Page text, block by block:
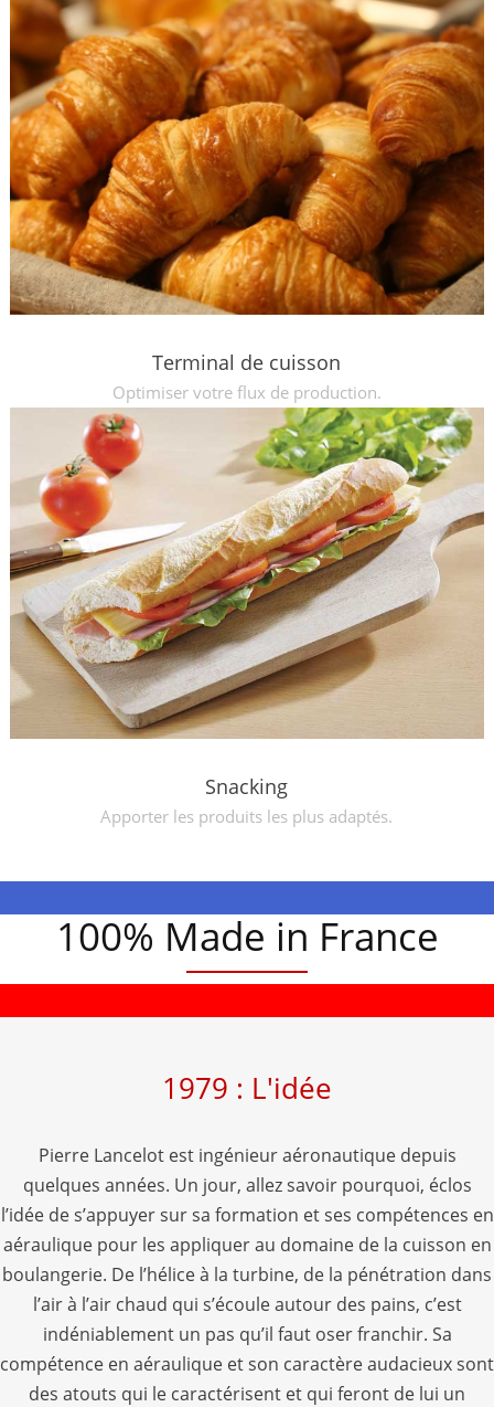
Terminal de cuisson
Optimiser votre flux de production.
Snacking
Apporter les produits les plus adaptés.
100% Made in France
1979 : L'idée
Pierre Lancelot est ingénieur aéronautique depuis
quelques années. Un jour, allez savoir pourquoi, éclos
l’idée de s’appuyer sur sa formation et ses compétences en
aéraulique pour les appliquer au domaine de la cuisson en
boulangerie. De l’hélice à la turbine, de la pénétration dans
l’air à l’air chaud qui s’écoule autour des pains, c’est
indéniablement un pas qu’il faut oser franchir. Sa
compétence en aéraulique et son caractère audacieux sont
des atouts qui le caractérisent et qui feront de lui un